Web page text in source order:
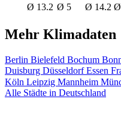
Ø 13.2 Ø 5 Ø 14.2 Ø
Mehr Klimadaten
Berlin Bielefeld Bochum
Duisburg DüsseldorfEssen
Köln Leipzig Mannheim
Alle Städte in Deutschland